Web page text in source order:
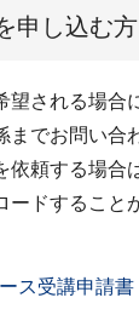
申し込む方
望される場合
でお問い合
依頼する場合
ードすること
ス受講申請書